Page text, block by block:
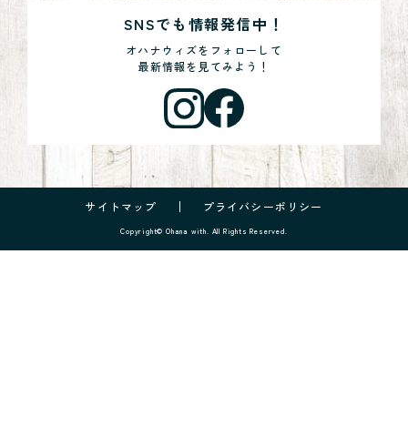
SNSでも情報発信中！
オハナウィズをフォローして
最新情報を見てみよう！
サイトマップ プライバシーポリシー
Copyright© Ohana with. All Rights Reserved.